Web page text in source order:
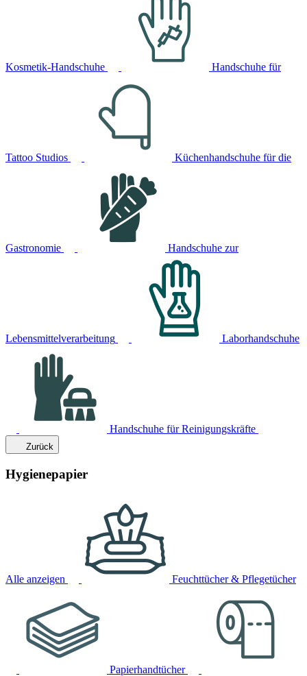
Kosmetik-Handschuhe Handschuhe für
Tattoo Studios Küchenhandschuhe für die
Gastronomie Handschuhe zur
Lebensmittelverarbeitung Laborhandschuhe
Handschuhe für Reinigungskräfte
Zurück
Hygienepapier
Alle anzeigen Feuchttücher & Pflegetücher
Papierhandtücher